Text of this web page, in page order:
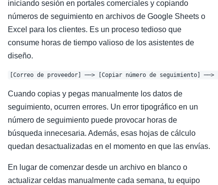
iniciando sesión en portales comerciales y copiando
números de seguimiento en archivos de Google Sheets o
Excel para los clientes. Es un proceso tedioso que
consume horas de tiempo valioso de los asistentes de
diseño.
Cuando copias y pegas manualmente los datos de
seguimiento, ocurren errores. Un error tipográfico en un
número de seguimiento puede provocar horas de
búsqueda innecesaria. Además, esas hojas de cálculo
quedan desactualizadas en el momento en que las envías.
En lugar de comenzar desde un archivo en blanco o
actualizar celdas manualmente cada semana, tu equipo